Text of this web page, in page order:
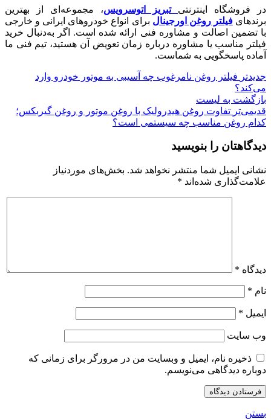
در فروشگاه اینترنتی تبریز اتوسرویس، مجموعه‌ای از بهترین
برندهایفیلتر روغن اورجینال برای انواع خودروهای ایرانی و خارجی
با تضمین اصالت و مشاوره فنی ارائه شده است. اگر به‌دنبال خرید
فیلتر مناسب یا مشاوره درباره زمان تعویض آن هستید، تیم فنی ما
آماده پاسخگویی به شماست.
جدیدتر فیلتر روغن نامرغوب چه آسیبی به موتور خودرو وارد
می‌کند؟
بازگشت به لیست
قدیمی‌تر تفاوت روغن هیدرولیک با روغن موتور و روغن گیربکس؛
کدام روغن مناسب چه سیستمی است؟
دیدگاهتان را بنویسید
نشانی ایمیل شما منتشر نخواهد شد. بخش‌های موردنیاز
علامت‌گذاری شده‌اند *
دیدگاه *
نام *
ایمیل *
وب‌ سایت
ذخیره نام، ایمیل و وبسایت من در مرورگر برای زمانی که
دوباره دیدگاهی می‌نویسم.
بستن